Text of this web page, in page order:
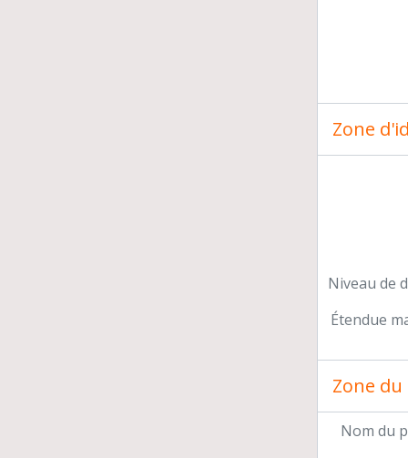
Zone
Niveau de
Étendue
Zone
Nom du